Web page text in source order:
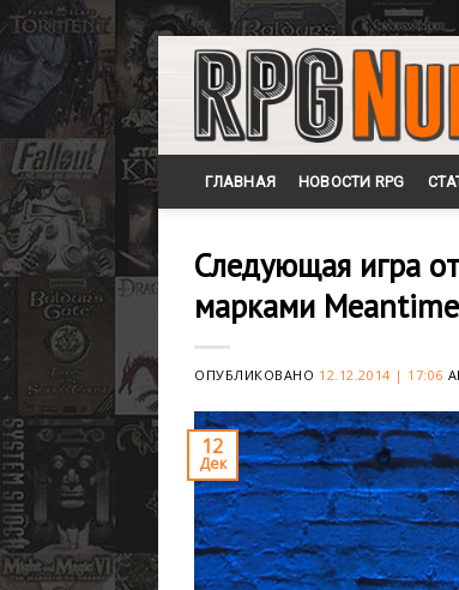
Skip
content
ГЛАВНАЯ НОВОСТИ RPG
Следующая игра
марками
ОПУБЛИКОВАНО 12.12.2014 | 17:06
12
Дек